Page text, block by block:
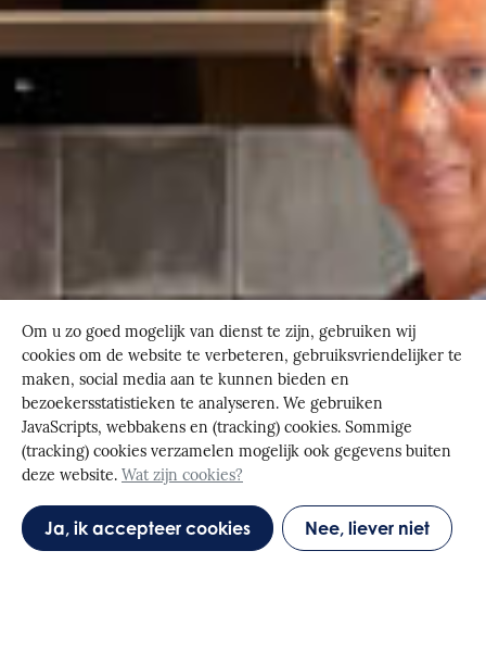
Om u zo goed mogelijk van dienst te zijn, gebruiken wij
cookies om de website te verbeteren, gebruiksvriendelijker te
maken, social media aan te kunnen bieden en
bezoekersstatistieken te analyseren. We gebruiken
JavaScripts, webbakens en (tracking) cookies. Sommige
(tracking) cookies verzamelen mogelijk ook gegevens buiten
deze website. Wat zijn cookies?
Ja, ik accepteer cookies Nee, liever niet